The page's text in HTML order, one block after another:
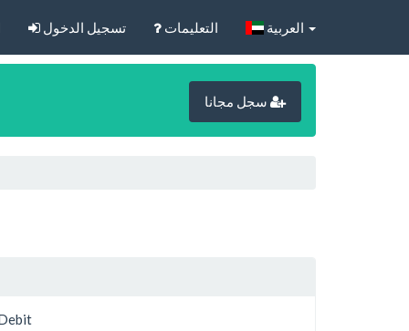
تسجيل الدخول التعليمات